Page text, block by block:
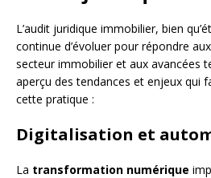
L’audit juridique immobilier, bien
continue d’évoluer pour répondre
secteur immobilier et aux avancées
aperçu des tendances et enjeux qui
cette pratique :
Digitalisation et
La transformation numérique